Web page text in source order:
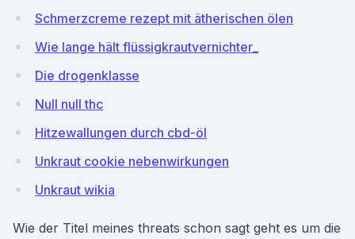
Schmerzcreme rezept mit ätherischen ölen
Wie lange hält flüssigkrautvernichter_
Die drogenklasse
Null null thc
Hitzewallungen durch cbd-öl
Unkraut cookie nebenwirkungen
Unkraut wikia
Wie der Titel meines threats schon sagt geht es um die